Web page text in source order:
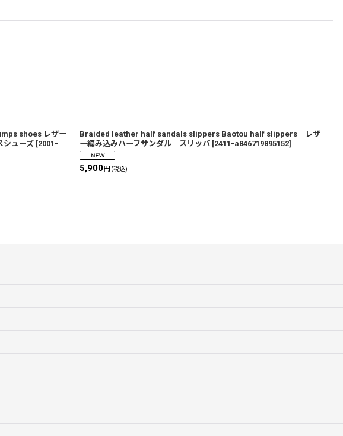
shoes レザー
シューズ [2001-
Braided leather half sandals slippers Baotou half slippers レザ
ー編み込みハーフサンダル スリッパ [2411-a846719895152]
5,900円 (税込)